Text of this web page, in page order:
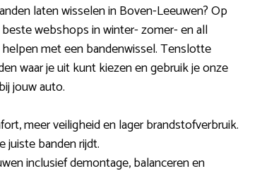
laten wisselen in Boven-Leeuwen? Op
webshops in winter- zomer- en all
met een bandenwissel. Tenslotte
waar je uit kunt kiezen en gebruik je onze
jouw auto.
meer veiligheid en lager brandstofverbruik.
juiste banden rijdt.
inclusief demontage, balanceren en